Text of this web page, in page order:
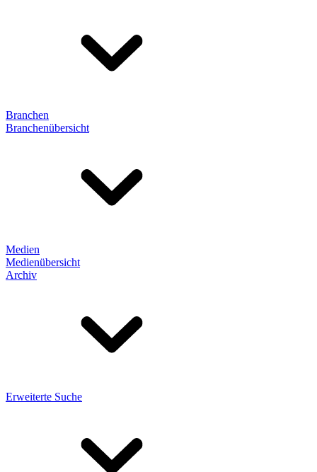
Branchen
Branchenübersicht
Medien
Medienübersicht
Archiv
Erweiterte Suche